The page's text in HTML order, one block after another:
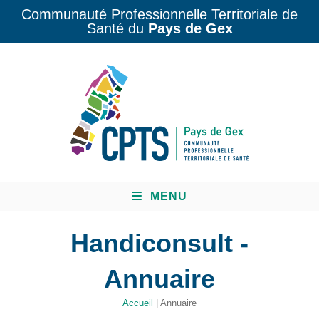
Communauté Professionnelle Territoriale de
Santé du Pays de Gex
MENU
Handiconsult -
Annuaire
Accueil | Annuaire